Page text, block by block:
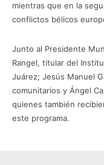
mientras que en la
conflictos bélicos
Junto al Presidente
Rangel, titular del
Juárez; Jesús Manuel
comunitarios y Ángel
quienes también
este programa.